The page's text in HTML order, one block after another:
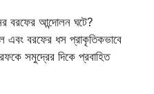
বরফের আন্দোলন ঘটে?
এবং বরফের ধস প্রাকৃতিকভাবে
সমুদ্রের দিকে প্রবাহিত